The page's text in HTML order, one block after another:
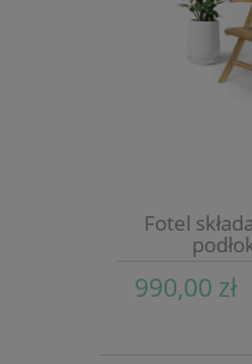
Fotel
990,00 zł